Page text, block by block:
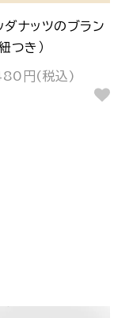
ダナッツのブラン
つき）
円(税込)